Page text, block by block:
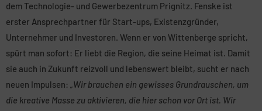
dem Technologie- und Gewerbezentrum Prignitz. Fenske ist
erster Ansprechpartner für Start-ups, Existenzgründer,
Unternehmer und Investoren. Wenn er von Wittenberge spricht,
spürt man sofort: Er liebt die Region, die seine Heimat ist. Damit
sie auch in Zukunft reizvoll und lebenswert bleibt, sucht er nach
neuen Impulsen: „Wir brauchen ein gewisses Grundrauschen, um
die kreative Masse zu aktivieren, die hier schon vor Ort ist. Wir